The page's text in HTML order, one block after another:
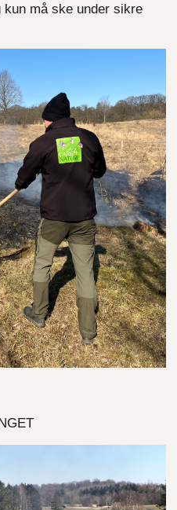
må ske under sikre